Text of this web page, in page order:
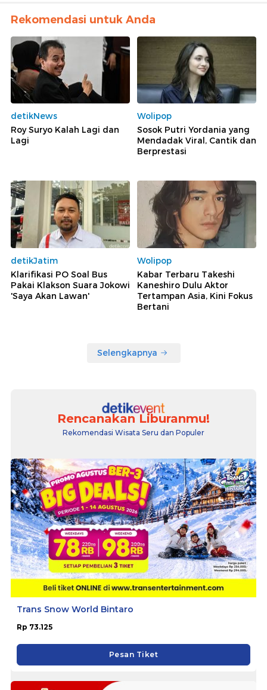
Rekomendasi untuk Anda
detikNews
Roy Suryo Kalah Lagi dan
Lagi
Wolipop
Sosok Putri Yordania yang
Mendadak Viral, Cantik dan
Berprestasi
detikJatim
Klarifikasi PO Soal Bus
Pakai Klakson Suara Jokowi
'Saya Akan Lawan'
Wolipop
Kabar Terbaru Takeshi
Kaneshiro Dulu Aktor
Tertampan Asia, Kini Fokus
Bertani
Selengkapnya
Rencanakan Liburanmu!
Rekomendasi Wisata Seru dan Populer
Trans Snow World Bintaro
Rp 73.125
Pesan Tiket